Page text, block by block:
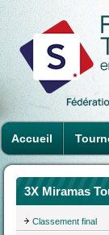
Accueil
3X Miramas
Classement final